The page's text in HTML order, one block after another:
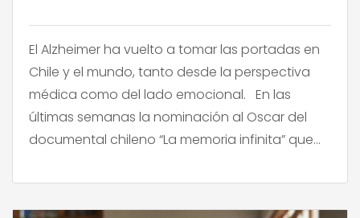
El Alzheimer ha vuelto a tomar las portadas en
Chile y el mundo, tanto desde la perspectiva
médica como del lado emocional. En las
últimas semanas la nominación al Oscar del
documental chileno “La memoria infinita” que
Augusto Góngora ha aumentado nuevamente
el interés por esta enfermedad. […]